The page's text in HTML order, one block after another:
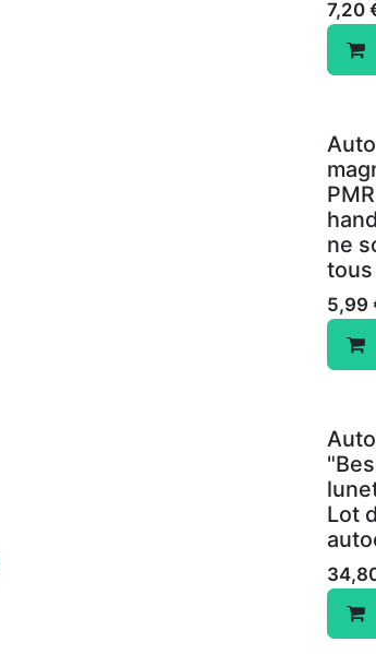
7,20
ne
5,99
Lot